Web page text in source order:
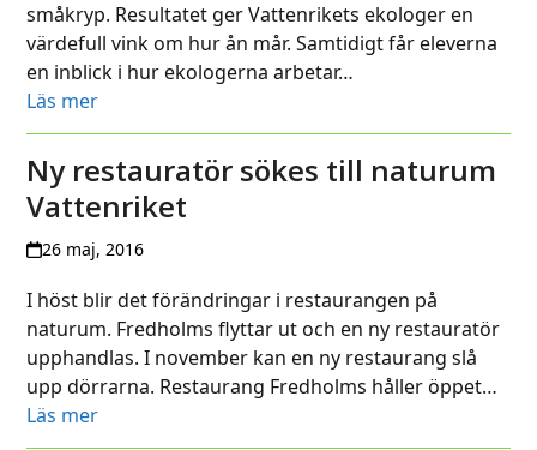
småkryp. Resultatet ger Vattenrikets ekologer en
värdefull vink om hur ån mår. Samtidigt får eleverna
en inblick i hur ekologerna arbetar…
Läs mer
Ny restauratör sökes till naturum
Vattenriket
26 maj, 2016
I höst blir det förändringar i restaurangen på
naturum. Fredholms flyttar ut och en ny restauratör
upphandlas. I november kan en ny restaurang slå
upp dörrarna. Restaurang Fredholms håller öppet…
Läs mer